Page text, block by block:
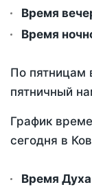
Время
Время
По пятницам
пятничный
График
сегодня в
Время